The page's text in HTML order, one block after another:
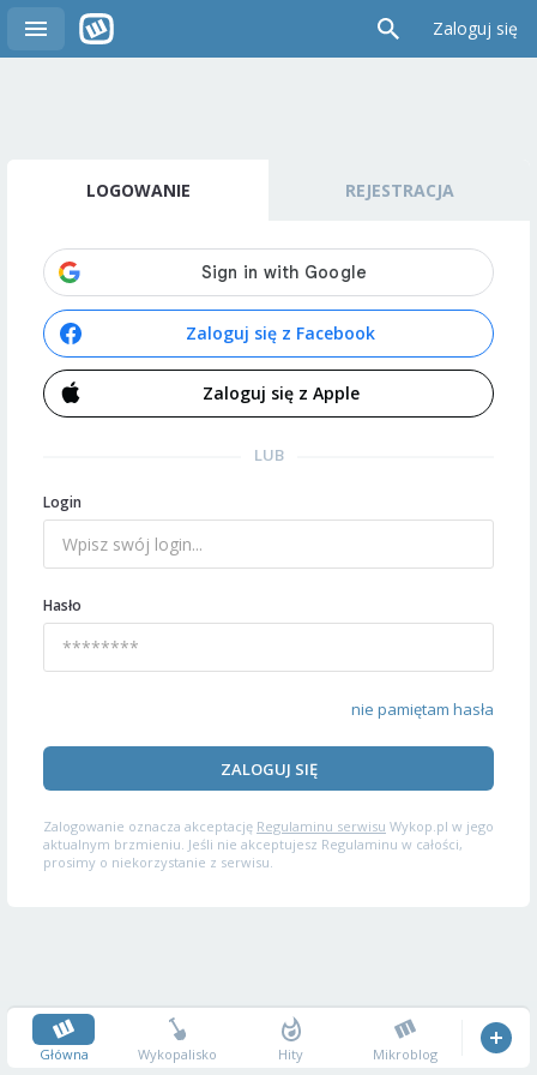
Zaloguj się
LOGOWANIE REJESTRACJA
Zaloguj się z Facebook
Zaloguj się z Apple
LUB
Login
Hasło
nie pamiętam hasła
ZALOGUJ SIĘ
Zalogowanie oznacza akceptację Regulaminu serwisu Wykop.pl w jego
aktualnym brzmieniu. Jeśli nie akceptujesz Regulaminu w całości,
prosimy o niekorzystanie z serwisu.
Główna Wykopalisko Hity Mikroblog